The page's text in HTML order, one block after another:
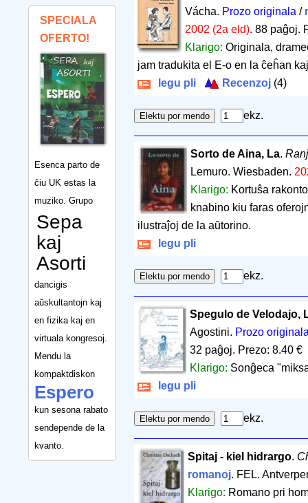
SPECIALA
OFERTO!
Esenca parto de
ĉiu UK estas la
muziko. Grupo
Sepa
kaj
Asorti
dancigis
aŭskultantojn kaj
en fizika kaj en
virtuala kongresoj.
Mendu la
kompaktdiskon
Espero
kun sesona rabato
sendepende de la
kvanto.
Vácha. Prozo originala /
2002 (2a eld). 88 paĝoj.
Klarigo: Originala,
jam tradukita el E-o en la ĉeĥan
legu pli
Recenzoj (4)
ekz.
Sorto de Aina, La.
Lemuro. Wiesbaden.
Klarigo: Kortuŝa
knabino kiu faras
ilustraĵoj de la aŭtorino.
legu pli
ekz.
Spegulo de Velodajo,
Agostini. Prozo
32 paĝoj. Prezo: 8.40 €
Klarigo: Sonĝeca
legu pli
ekz.
Spitaj - kiel hidrargo.
romanoj. FEL.
Klarigo: Romano pri